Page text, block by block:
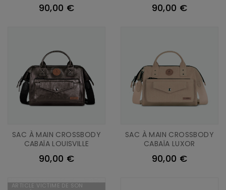
90,00 € 90,00 €
SAC À MAIN CROSSBODY
CABAÏA LOUISVILLE
90,00 €
SAC À MAIN CROSSBODY
CABAÏA LUXOR
90,00 €
ARTICLE VICTIME DE SON